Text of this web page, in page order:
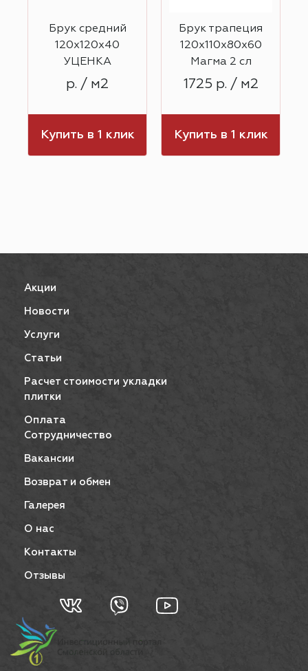
Брук средний
120х120х40
УЦЕНКА
р. / м2
Купить в 1 клик
Брук трапеция
120х110х80х60
Магма 2 сл
1725 р. / м2
Купить в 1 клик
Акции
Новости
Услуги
Статьи
Расчет стоимости укладки
плитки
Оплата
Сотрудничество
Вакансии
Возврат и обмен
Галерея
О нас
Контакты
Отзывы